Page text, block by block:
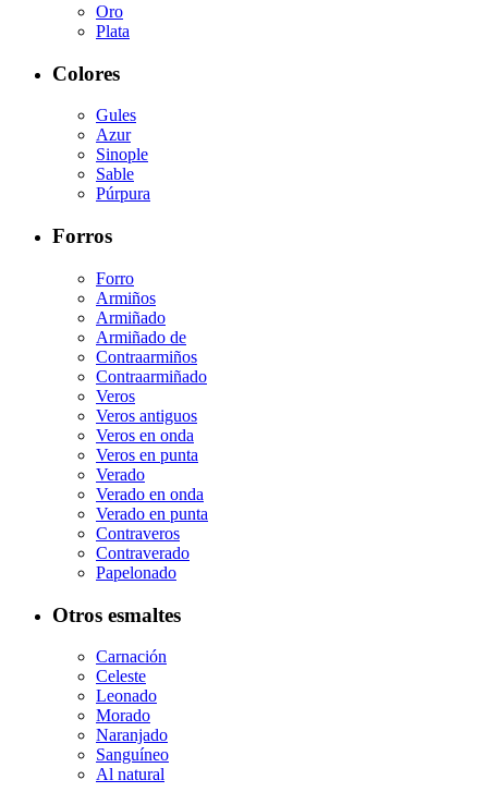
Oro
Plata
Colores
Gules
Azur
Sinople
Sable
Púrpura
Forros
Forro
Armiños
Armiñado
Armiñado de
Contraarmiños
Contraarmiñado
Veros
Veros antiguos
Veros en onda
Veros en punta
Verado
Verado en onda
Verado en punta
Contraveros
Contraverado
Papelonado
Otros esmaltes
Carnación
Celeste
Leonado
Morado
Naranjado
Sanguíneo
Al natural